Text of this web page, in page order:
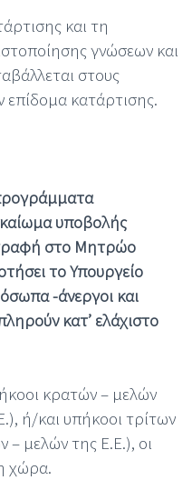
και τη
γνώσεων και
στους
κατάρτισης.
υποβολής
στο Μητρώο
το Υπουργείο
-άνεργοι και
κατ’ ελάχιστο
κρατών – μελών
ή/και υπήκοοι τρίτων
μελών της Ε.Ε.), οι
χώρα.